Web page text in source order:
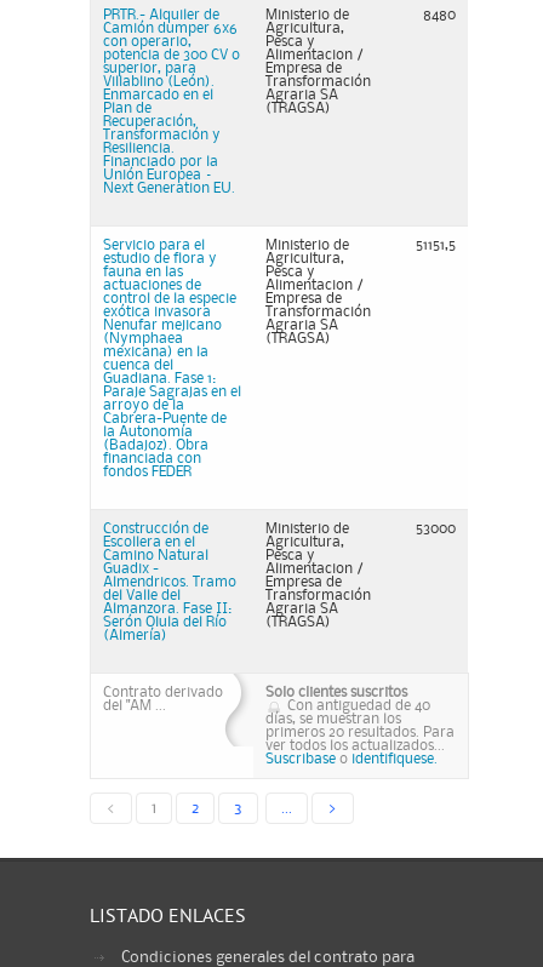
PRTR.- Alquiler de
Camión dumper 6x6
con operario,
potencia de 300 CV o
superior, para
Villablino (León).
Enmarcado en el
Plan de
Recuperación,
Transformación y
Resiliencia.
Financiado por la
Unión Europea –
Next Generation EU.
Ministerio de
Agricultura,
Pesca y
Alimentacion /
Empresa de
Transformación
Agraria SA
(TRAGSA)
8480
Servicio para el
estudio de flora y
fauna en las
actuaciones de
control de la especie
exótica invasora
Nenufar mejicano
(Nymphaea
mexicana) en la
cuenca del
Guadiana. Fase 1:
Paraje Sagrajas en el
arroyo de la
Cabrera-Puente de
la Autonomía
(Badajoz). Obra
financiada con
fondos FEDER
Ministerio de
Agricultura,
Pesca y
Alimentacion /
Empresa de
Transformación
Agraria SA
(TRAGSA)
51151,5
Construcción de
Escollera en el
Camino Natural
Guadix -
Almendricos. Tramo
del Valle del
Almanzora. Fase II:
Serón Olula del Río
(Almería)
Ministerio de
Agricultura,
Pesca y
Alimentacion /
Empresa de
Transformación
Agraria SA
(TRAGSA)
53000
Contrato derivado
del "AM ...
Solo clientes suscritos
Con antiguedad de 40
días, se muestran los
primeros 20 resultados. Para
ver todos los actualizados...
Suscribase o identifiquese.
< 1 2 3 >
LISTADO ENLACES
Condiciones generales del contrato para